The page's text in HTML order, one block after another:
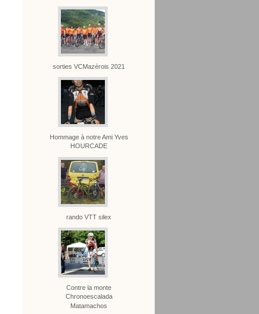
sorties VCMazérois 2021
Hommage à notre Ami Yves
HOURCADE
rando VTT silex
Contre la monte
Chronoescalada
Matamachos